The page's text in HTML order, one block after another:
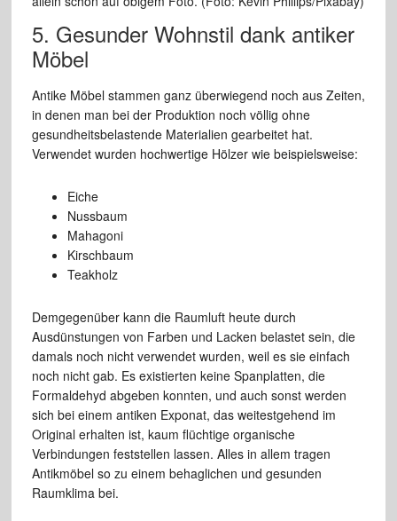
5. Gesunder Wohnstil dank antiker
Möbel
Antike Möbel stammen ganz überwiegend noch aus Zeiten,
in denen man bei der Produktion noch völlig ohne
gesundheitsbelastende Materialien gearbeitet hat.
Verwendet wurden hochwertige Hölzer wie beispielsweise:
Eiche
Nussbaum
Mahagoni
Kirschbaum
Teakholz
Demgegenüber kann die Raumluft heute durch
Ausdünstungen von Farben und Lacken belastet sein, die
damals noch nicht verwendet wurden, weil es sie einfach
noch nicht gab. Es existierten keine Spanplatten, die
Formaldehyd abgeben konnten, und auch sonst werden
sich bei einem antiken Exponat, das weitestgehend im
Original erhalten ist, kaum flüchtige organische
Verbindungen feststellen lassen. Alles in allem tragen
Antikmöbel so zu einem behaglichen und gesunden
Raumklima bei.